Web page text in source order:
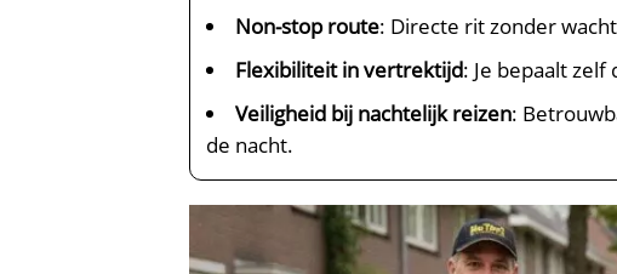
Non-stop route: Directe rit zonder
Flexibiliteit in vertrektijd: Je bepaalt
Veiligheid bij nachtelijk reizen:
de nacht.